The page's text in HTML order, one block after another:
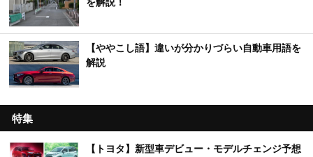
【ややこし語】違いが分かりづらい自動車用語を
解説
特集
【トヨタ】新型車デビュー・モデルチェンジ予想